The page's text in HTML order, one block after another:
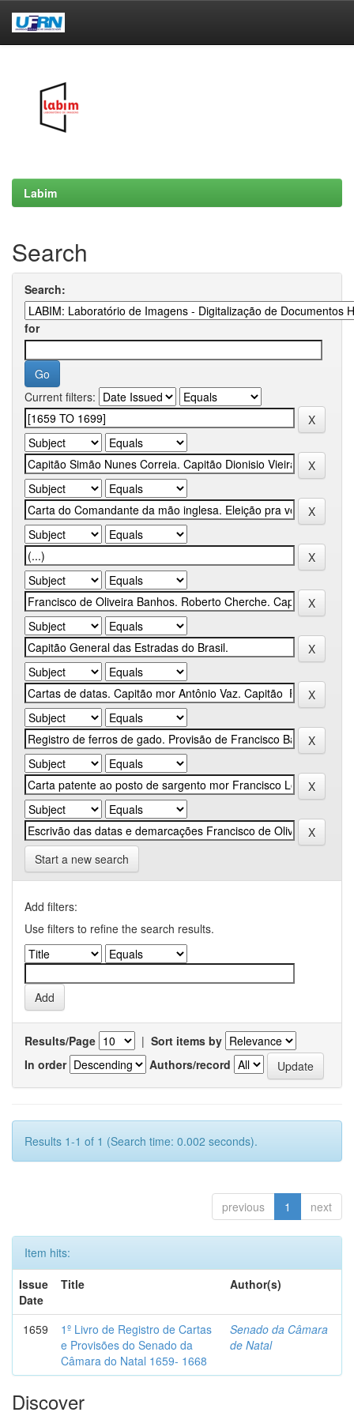
Labim
Search
Search:
for
Current filters:
Start a new search
Add filters:
Use filters to refine the search results.
Results/Page | Sort items by
In order
Authors/record
Results 1-1 of 1 (Search time: 0.002 seconds).
previous 1 next
Item hits:
Issue
Date
Title Author(s)
1659
1º Livro de Registro de Cartas
e Provisões do Senado da
Câmara do Natal 1659- 1668
Senado da Câmara
de Natal
Discover